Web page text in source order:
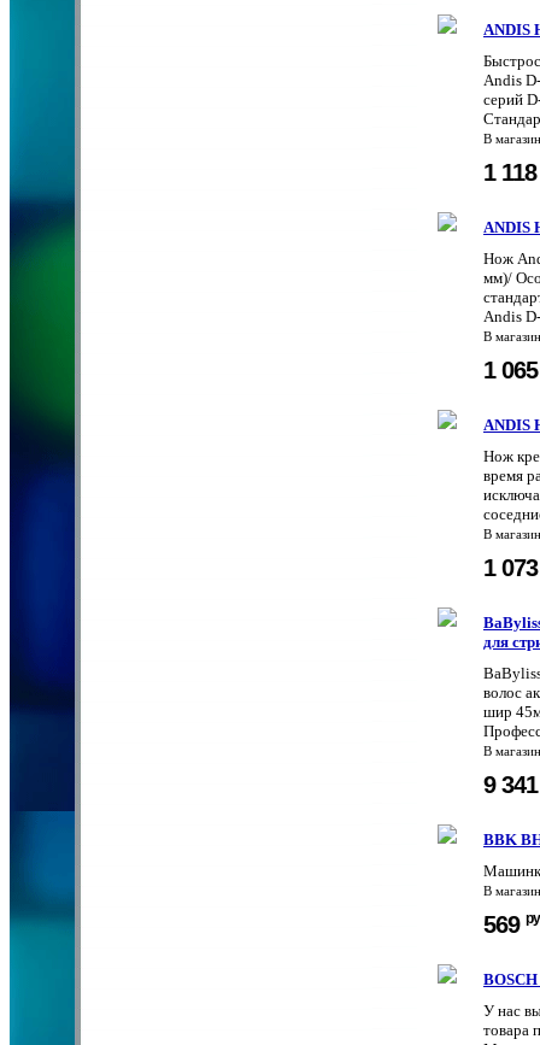
ANDIS
Andis
серий
В
1
ANDIS
Нож
мм)/
Andis
В
1
ANDIS
Нож
время
В
1
для
волос
шир
В
9
BBK
В
569
У нас
товара